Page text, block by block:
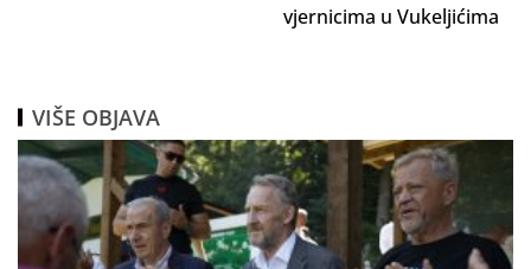
vjernicima u Vukeljićima
VIŠE OBJAVA